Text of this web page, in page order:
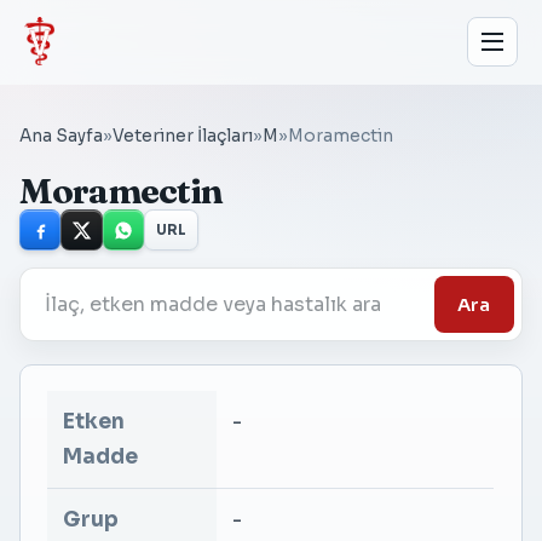
Ana Sayfa»Veteriner İlaçları» M » Moramectin
Moramectin
URL
Ara
Etken
Madde
-
Grup -